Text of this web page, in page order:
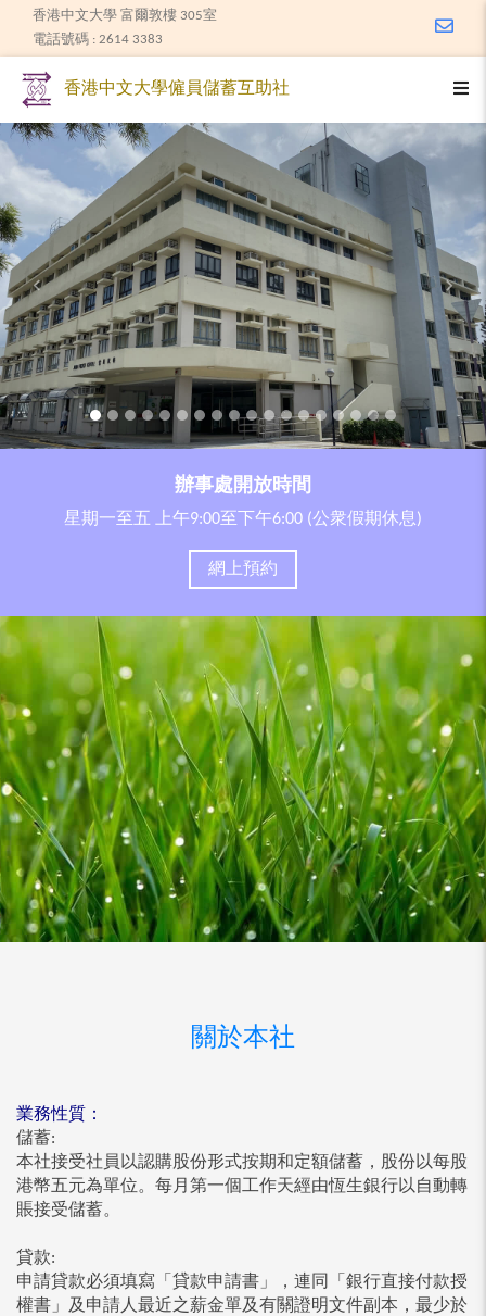
香港中文大學 富爾敦樓 305室
電話號碼 : 2614 3383
Email
香港中文大學僱員儲蓄互助社
Previous Next
辦事處開放時間
星期一至五 上午9:00至下午6:00 (公衆假期休息)
網上預約
關於本社
業務性質：
儲蓄:
本社接受社員以認購股份形式按期和定額儲蓄，股份以每股
港幣五元為單位。每月第一個工作天經由恆生銀行以自動轉
賬接受儲蓄。
貸款:
申請貸款必須填寫「貸款申請書」，連同「銀行直接付款授
權書」及申請人最近之薪金單及有關證明文件副本，最少於